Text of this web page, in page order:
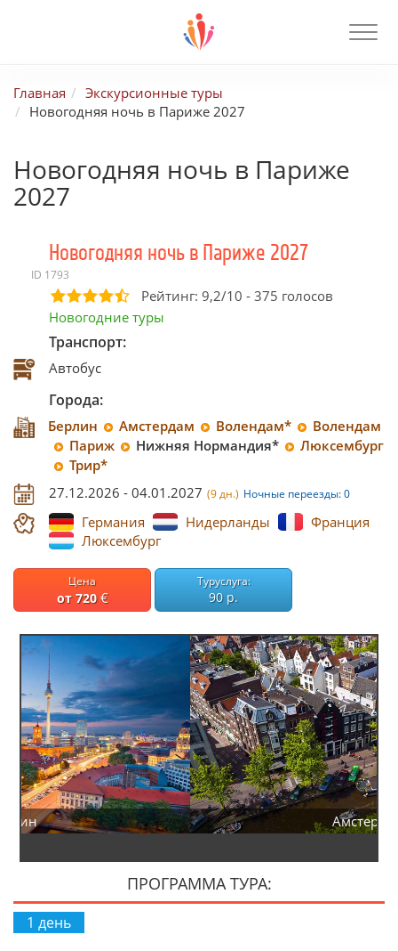
Главная
Экскурсионные туры
Новогодняя ночь в Париже 2027
Новогодняя ночь в Париже
2027
Новогодняя ночь в Париже 2027
ID 1793
Рейтинг: 9,2/10 - 375 голосов
Новогодние туры
Транспорт:
Автобус
Города:
Берлин Амстердам Волендам*
Волендам
Париж
Нижняя Нормандия*
Люксембург
Трир*
27.12.2026 - 04.01.2027 (9 дн.) Ночные переезды: 0
Германия Нидерланды
Франция
Люксембург
Цена
от 720€
Туруслуга:
90 р.
Амстердам
ПРОГРАММА ТУРА:
1 день